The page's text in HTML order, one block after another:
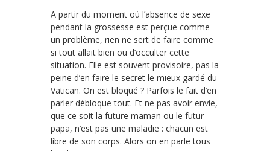
A partir du moment où l’absence de sexe
pendant la grossesse est perçue comme
un problème, rien ne sert de faire comme
si tout allait bien ou d’occulter cette
situation. Elle est souvent provisoire, pas la
peine d’en faire le secret le mieux gardé du
Vatican. On est bloqué ? Parfois le fait d’en
parler débloque tout. Et ne pas avoir envie,
que ce soit la future maman ou le futur
papa, n’est pas une maladie : chacun est
libre de son corps. Alors on en parle tous